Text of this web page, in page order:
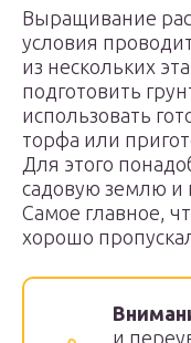
Выращивание
условия
из нескольких
подготовить
использовать
торфа или
Для этого
садовую землю и
Самое главное,
хорошо
и